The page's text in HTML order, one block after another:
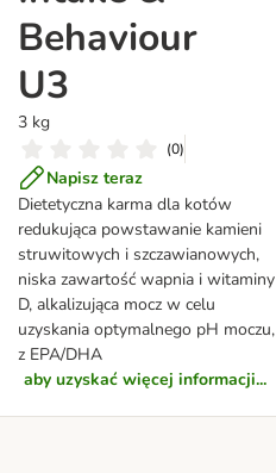
Behaviour
U3
3 kg
(0)
Napisz teraz
Dietetyczna karma dla kotów
redukująca powstawanie kamieni
struwitowych i szczawianowych,
niska zawartość wapnia i witaminy
D, alkalizująca mocz w celu
uzyskania optymalnego pH moczu,
z EPA/DHA
aby uzyskać więcej informacji...